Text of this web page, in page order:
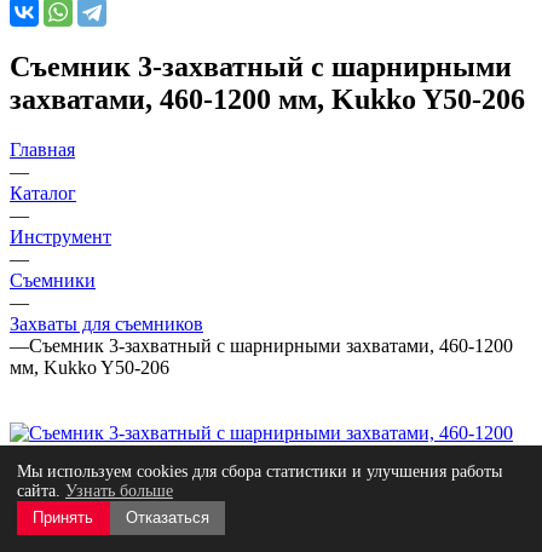
Съемник 3-захватный с шарнирными
захватами, 460-1200 мм, Kukko Y50-206
Главная
—
Каталог
—
Инструмент
—
Съемники
—
Захваты для съемников
—Съемник 3-захватный с шарнирными захватами, 460-1200
мм, Kukko Y50-206
Мы используем cookies для сбора статистики и улучшения работы
сайта. Узнать больше
Принять
Отказаться